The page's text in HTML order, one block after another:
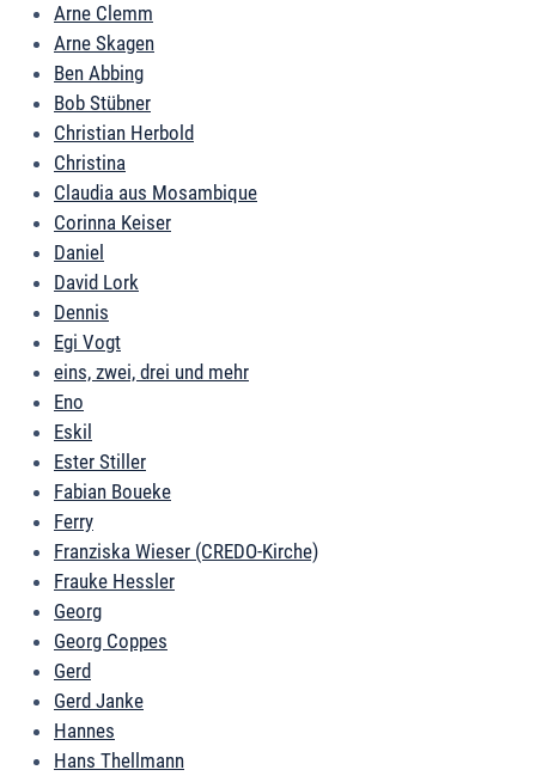
Arne Clemm
Arne Skagen
Ben Abbing
Bob Stübner
Christian Herbold
Christina
Claudia aus Mosambique
Corinna Keiser
Daniel
David Lork
Dennis
Egi Vogt
eins, zwei, drei und mehr
Eno
Eskil
Ester Stiller
Fabian Boueke
Ferry
Franziska Wieser (CREDO-Kirche)
Frauke Hessler
Georg
Georg Coppes
Gerd
Gerd Janke
Hannes
Hans Thellmann